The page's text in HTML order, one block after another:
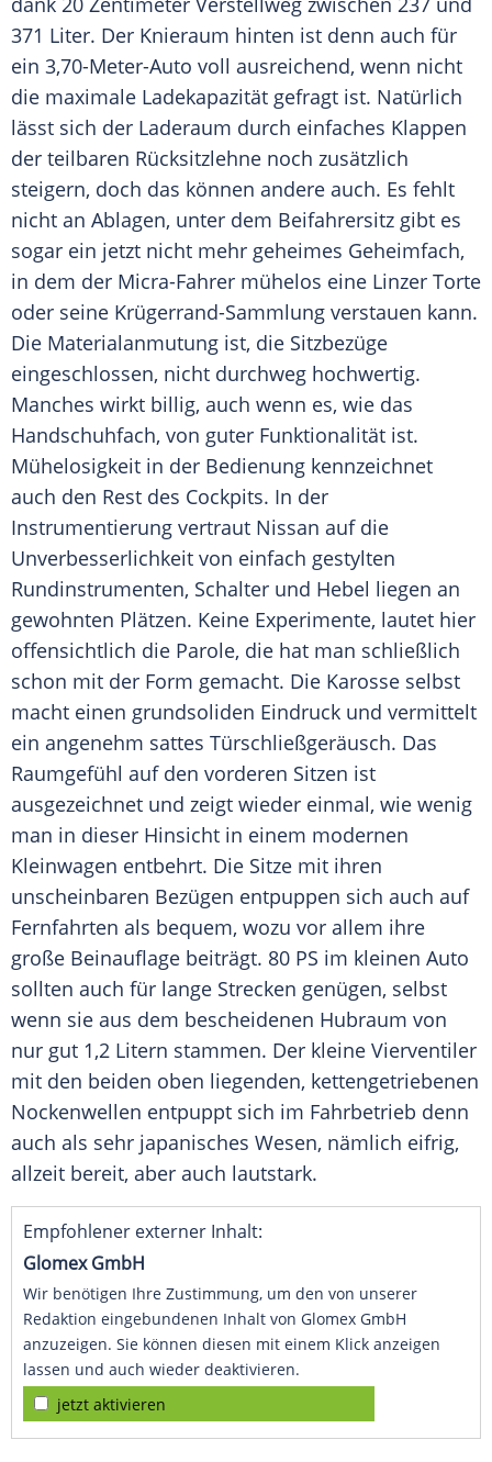
371 Liter. Der Knieraum hinten ist denn auch für
ein 3,70-Meter-Auto voll ausreichend, wenn nicht
die maximale Ladekapazität gefragt ist. Natürlich
lässt sich der Laderaum durch einfaches Klappen
der teilbaren Rücksitzlehne noch zusätzlich
steigern, doch das können andere auch. Es fehlt
nicht an Ablagen, unter dem Beifahrersitz gibt es
sogar ein jetzt nicht mehr geheimes Geheimfach,
in dem der Micra-Fahrer mühelos eine Linzer Torte
oder seine Krügerrand-Sammlung verstauen kann.
Die Materialanmutung ist, die Sitzbezüge
eingeschlossen, nicht durchweg hochwertig.
Manches wirkt billig, auch wenn es, wie das
Handschuhfach, von guter Funktionalität ist.
Mühelosigkeit in der Bedienung kennzeichnet
auch den Rest des Cockpits. In der
Instrumentierung vertraut Nissan auf die
Unverbesserlichkeit von einfach gestylten
Rundinstrumenten, Schalter und Hebel liegen an
gewohnten Plätzen. Keine Experimente, lautet hier
offensichtlich die Parole, die hat man schließlich
schon mit der Form gemacht. Die Karosse selbst
macht einen grundsoliden Eindruck und vermittelt
ein angenehm sattes Türschließgeräusch. Das
Raumgefühl auf den vorderen Sitzen ist
ausgezeichnet und zeigt wieder einmal, wie wenig
man in dieser Hinsicht in einem modernen
Kleinwagen entbehrt. Die Sitze mit ihren
unscheinbaren Bezügen entpuppen sich auch auf
Fernfahrten als bequem, wozu vor allem ihre
große Beinauflage beiträgt. 80 PS im kleinen Auto
sollten auch für lange Strecken genügen, selbst
wenn sie aus dem bescheidenen Hubraum von
nur gut 1,2 Litern stammen. Der kleine Vierventiler
mit den beiden oben liegenden, kettengetriebenen
Nockenwellen entpuppt sich im Fahrbetrieb denn
auch als sehr japanisches Wesen, nämlich eifrig,
allzeit bereit, aber auch lautstark.
Empfohlener externer Inhalt:
Glomex GmbH
Wir benötigen Ihre Zustimmung, um den von unserer
Redaktion eingebundenen Inhalt von Glomex GmbH
anzuzeigen. Sie können diesen mit einem Klick anzeigen
lassen und auch wieder deaktivieren.
jetzt aktivieren